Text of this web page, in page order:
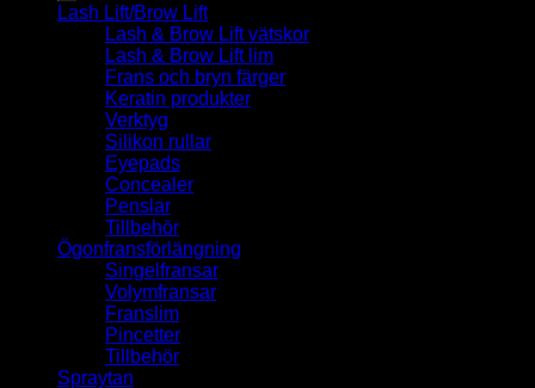
Lash Lift/Brow Lift
Lash & Brow Lift vätskor
Lash & Brow Lift lim
Frans och bryn färger
Keratin produkter
Verktyg
Silikon rullar
Eyepads
Concealer
Penslar
Tillbehör
Ögonfransförlängning
Singelfransar
Volymfransar
Franslim
Pincetter
Tillbehör
Spraytan